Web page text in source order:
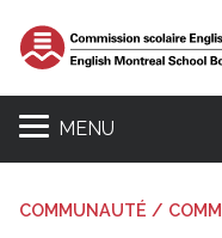
MENU
COMMUNAUTÉ /